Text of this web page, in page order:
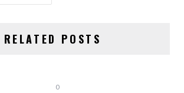
RELATED POSTS
0